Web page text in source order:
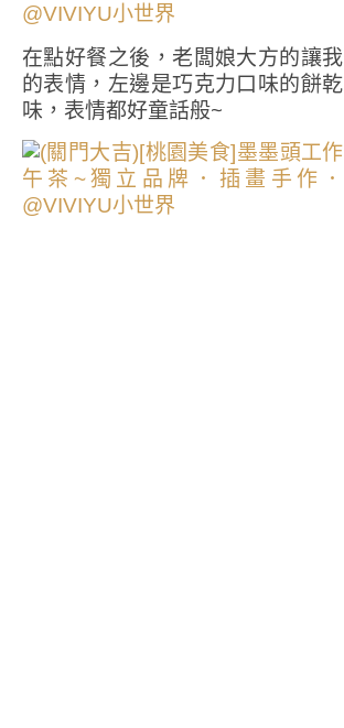
在點好餐之後，老闆娘大方的讓
的表情，左邊是巧克力口味的餅
味，表情都好童話般~